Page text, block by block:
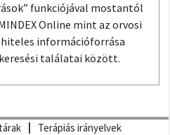
funkciójával mostantól
Online mint az orvosi
információforrása
találatai között.
Terápiás irányelvek